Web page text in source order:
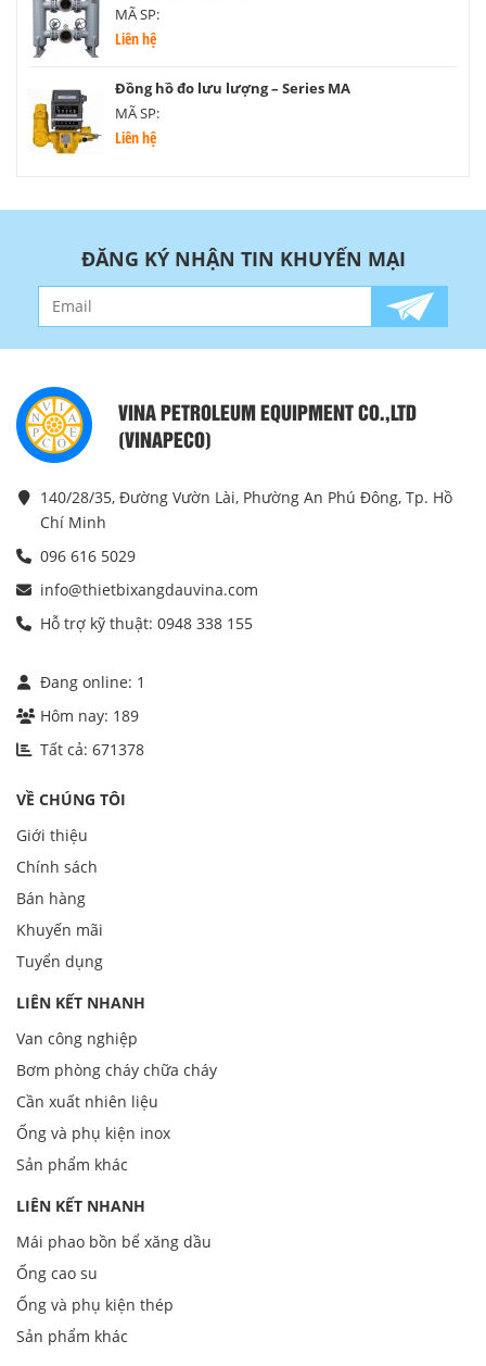
MÃ SP:
Liên hệ
Đồng hồ đo lưu lượng – Series MA
MÃ SP:
Liên hệ
ĐĂNG KÝ NHẬN TIN KHUYẾN MẠI
VINA PETROLEUM EQUIPMENT CO.,LTD
(VINAPECO)
140/28/35, Đường Vườn Lài, Phường An Phú Đông, Tp. Hồ
Chí Minh
096 616 5029
info@thietbixangdauvina.com
Hỗ trợ kỹ thuật: 0948 338 155
Đang online: 1
Hôm nay: 189
Tất cả: 671378
VỀ CHÚNG TÔI
Giới thiệu
Chính sách
Bán hàng
Khuyến mãi
Tuyển dụng
LIÊN KẾT NHANH
Van công nghiệp
Bơm phòng cháy chữa cháy
Cần xuất nhiên liệu
Ống và phụ kiện inox
Sản phẩm khác
LIÊN KẾT NHANH
Mái phao bồn bể xăng dầu
Ống cao su
Ống và phụ kiện thép
Sản phẩm khác